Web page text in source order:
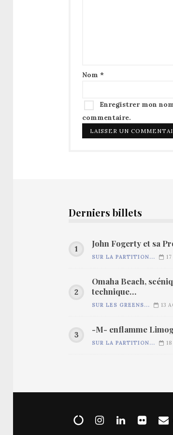
Nom *
Enregistrer mon
commentaire.
Derniers billets
John Fogerty et sa
SUR LA PARTITION...
Omaha Beach,
technique…
SUR LES GREENS... 13
-M- enflamme
SUR LA PARTITION...